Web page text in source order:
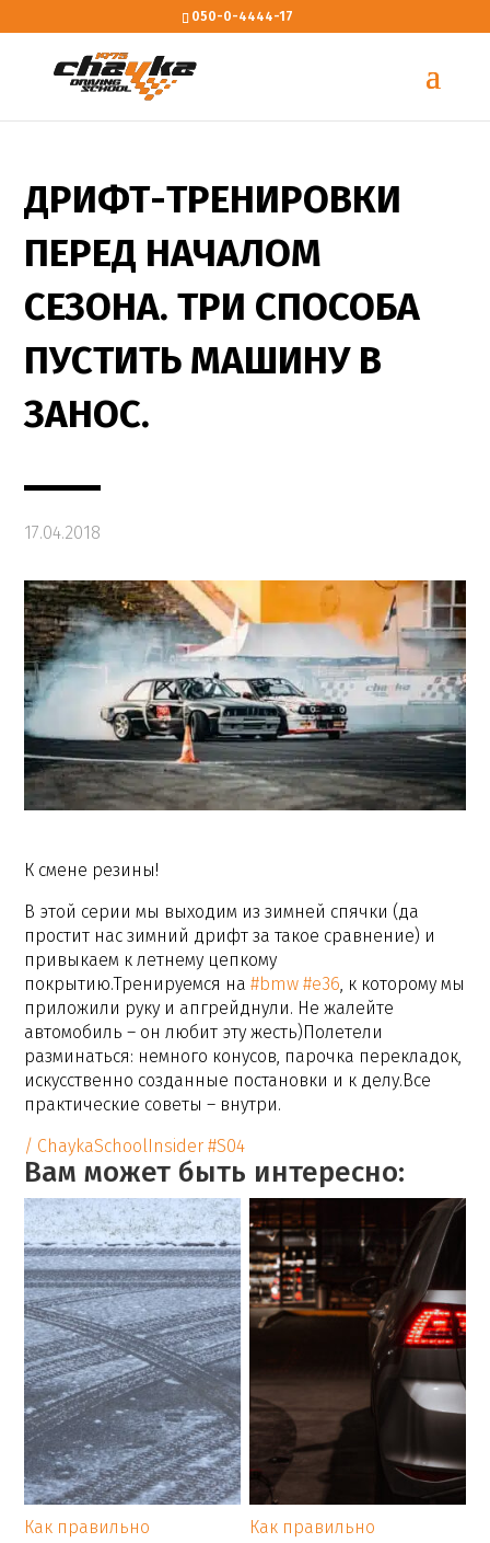
050-0-4444-17
ДРИФТ-ТРЕНИРОВКИ
ПЕРЕД НАЧАЛОМ
СЕЗОНА. ТРИ СПОСОБА
ПУСТИТЬ МАШИНУ В
ЗАНОС.
17.04.2018
К смене резины!
В этой серии мы выходим из зимней спячки (да
простит нас зимний дрифт за такое сравнение) и
привыкаем к летнему цепкому
покрытию.Тренируемся на#bmw #e36, к которому мы
приложили руку и апгрейднули. Не жалейте
автомобиль – он любит эту жесть)Полетели
разминаться: немного конусов, парочка перекладок,
искусственно созданные постановки и к делу.Все
практические советы – внутри.
/ ChaykaSchoolInsider #S04
Вам может быть интересно:
Как правильно
Как правильно